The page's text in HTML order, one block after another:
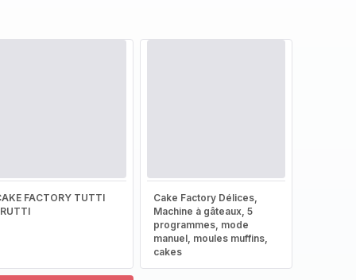
FACTORY TUTTI
Cake Factory Délices,
Machine à gâteaux, 5
programmes, mode
manuel, moules muffins,
cakes